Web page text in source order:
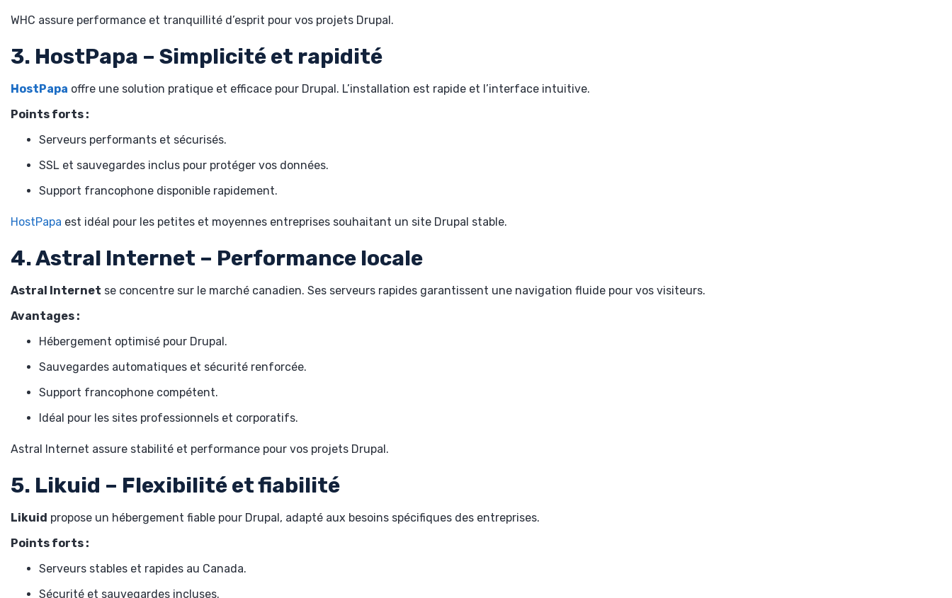
WHC assure performance et tranquillité d’esprit pour vos projets Drupal.
3. HostPapa – Simplicité et rapidité
HostPapa offre une solution pratique et efficace pour Drupal. L’installation est rapide et l’interface intuitive.
Points forts :
Serveurs performants et sécurisés.
SSL et sauvegardes inclus pour protéger vos données.
Support francophone disponible rapidement.
HostPapa est idéal pour les petites et moyennes entreprises souhaitant un site Drupal stable.
4. Astral Internet – Performance locale
Astral Internet se concentre sur le marché canadien. Ses serveurs rapides garantissent une navigation fluide pour vos visiteurs.
Avantages :
Hébergement optimisé pour Drupal.
Sauvegardes automatiques et sécurité renforcée.
Support francophone compétent.
Idéal pour les sites professionnels et corporatifs.
Astral Internet assure stabilité et performance pour vos projets Drupal.
5. Likuid – Flexibilité et fiabilité
Likuid propose un hébergement fiable pour Drupal, adapté aux besoins spécifiques des entreprises.
Points forts :
Serveurs stables et rapides au Canada.
Sécurité et sauvegardes incluses.